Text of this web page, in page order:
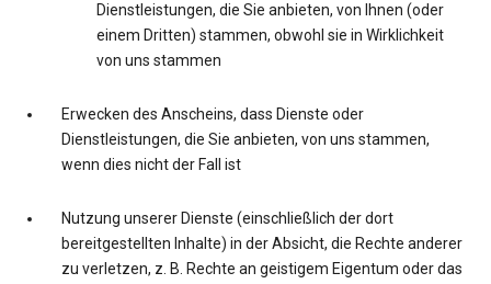
Dienstleistungen, die Sie anbieten, von Ihnen (oder
einem Dritten) stammen, obwohl sie in Wirklichkeit
von uns stammen
Erwecken des Anscheins, dass Dienste oder
Dienstleistungen, die Sie anbieten, von uns stammen,
wenn dies nicht der Fall ist
Nutzung unserer Dienste (einschließlich der dort
bereitgestellten Inhalte) in der Absicht, die Rechte anderer
zu verletzen, z. B. Rechte an geistigem Eigentum oder das